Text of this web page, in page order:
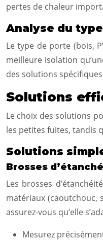
pertes de chaleur
Analyse du
Le type de porte (bois,
meilleure isolation
des solutions
Solutions
Le choix des solutions
les petites fuites, tandis
Solutions
Brosses
Les brosses
matériaux (caoutchouc,
assurez-vous qu’elle
Mesurez